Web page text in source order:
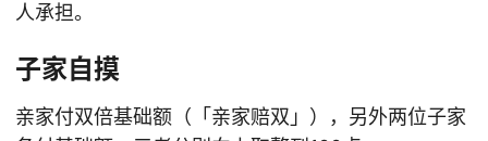
人承担。
子家自摸
亲家付双倍基础额（「亲家赔双」），另外两位子家